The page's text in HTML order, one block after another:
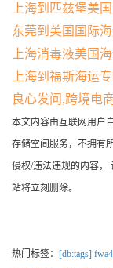
上海到匹兹堡美
东莞到美国国际
上海消毒液美国
上海到福斯海运
良心发问,跨境电
本文内容由互联网用户
存储空间服务，不拥有
侵权/违法违规的内容，
站将立刻删除。
热门标签： [db:tags]